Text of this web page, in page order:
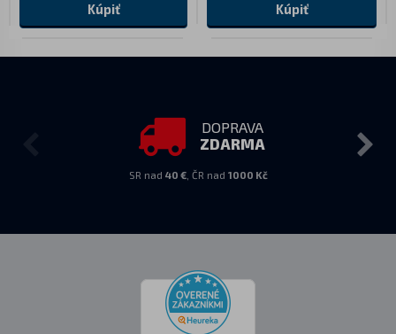
Kúpiť Kúpiť
DOPRAVA
ZDARMA
SR nad 40 €, ČR nad 1000 Kč